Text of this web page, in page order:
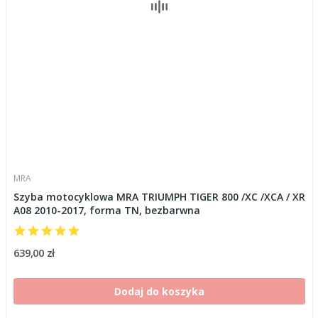
MRA
Szyba motocyklowa MRA TRIUMPH TIGER 800 /XC /XCA / XR
A08 2010-2017, forma TN, bezbarwna
639,00 zł
Dodaj do koszyka